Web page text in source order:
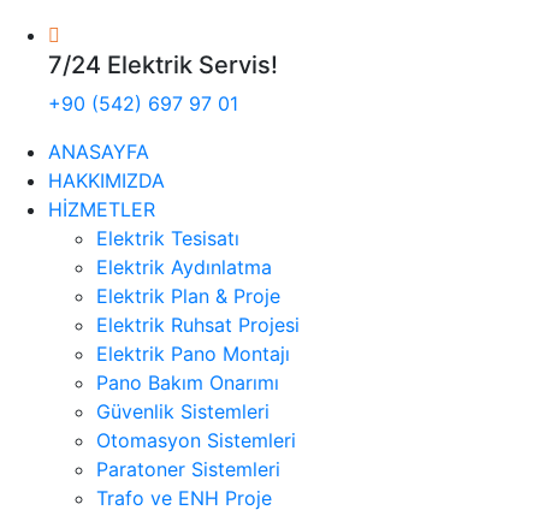
7/24 Elektrik Servis!
+90 (542) 697 97 01
ANASAYFA
HAKKIMIZDA
HİZMETLER
Elektrik Tesisatı
Elektrik Aydınlatma
Elektrik Plan & Proje
Elektrik Ruhsat Projesi
Elektrik Pano Montajı
Pano Bakım Onarımı
Güvenlik Sistemleri
Otomasyon Sistemleri
Paratoner Sistemleri
Trafo ve ENH Proje